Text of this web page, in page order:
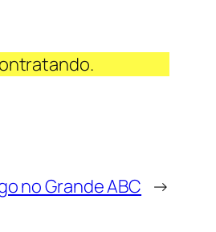
no Grande ABC →